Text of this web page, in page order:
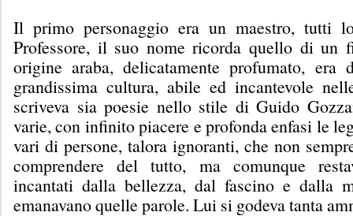
Il primo personaggio era un maestro, tutti
Professore, il suo nome ricorda quello di un
origine araba, delicatamente profumato, era
grandissima cultura, abile ed incantevole
scriveva sia poesie nello stile di Guido
varie, con infinito piacere e profonda enfasi le
vari di persone, talora ignoranti, che non
comprendere del tutto, ma comunque
incantati dalla bellezza, dal fascino e dalla
emanavano quelle parole. Lui si godeva tanta